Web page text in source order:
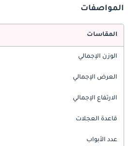
المواصفات
المقاسات
الوزن الإجمالي
العرض الإجمالي
الارتفاع الإجمالي
قاعدة العجلات
عدد الأبواب